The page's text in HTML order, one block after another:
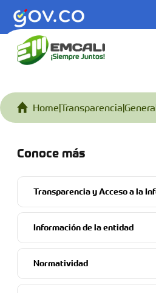
Home|Transparencia|
Conoce más
Transparencia y Acceso a la
Información de la entidad
Normatividad